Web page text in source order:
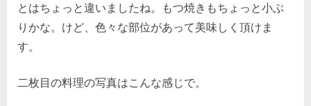
とはちょっと違いましたね。もつ焼きもちょっと小ぶ
りかな。けど、色々な部位があって美味しく頂けま
す。
二枚目の料理の写真はこんな感じで。